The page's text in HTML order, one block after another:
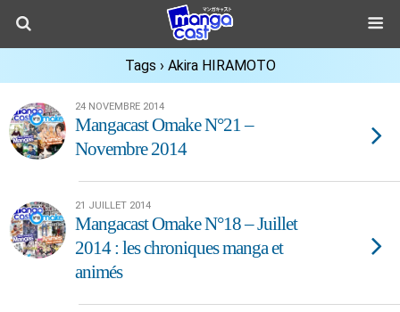
Tags › Akira HIRAMOTO
24 NOVEMBRE 2014
Mangacast Omake N°21 –
Novembre 2014
21 JUILLET 2014
Mangacast Omake N°18 – Juillet
2014 : les chroniques manga et
animés